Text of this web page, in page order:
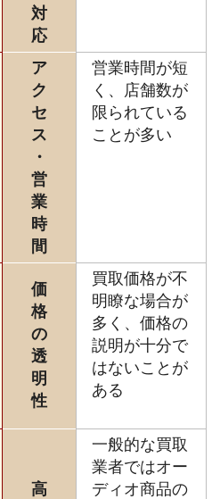
対
応
ア
ク
セ
ス
・
営
業
時
間
営業時間が短
く、店舗数が
限られている
ことが多い
価
格
の
透
明
性
買取価格が不
明瞭な場合が
多く、価格の
説明が十分で
はないことが
ある
高
一般的な買取
業者ではオー
ディオ商品の